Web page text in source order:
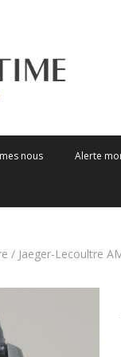
nous Alerte
/ Jaeger-Lecoultre